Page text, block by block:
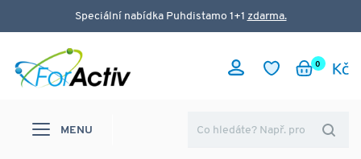
Speciální nabídka Puhdistamo 1+1 zdarma.
0
MENU